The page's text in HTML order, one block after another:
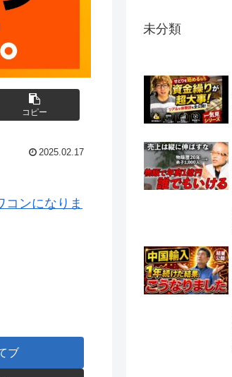
コピー
2025.02.17
コンになりま
ブ
未分類